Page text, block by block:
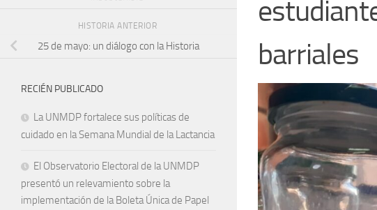
barriales
HISTORIA ANTERIOR
25 de mayo: un diálogo con la Historia
RECIÉN PUBLICADO
La UNMDP fortalece sus políticas de
cuidado en la Semana Mundial de la Lactancia
El Observatorio Electoral de la UNMDP
presentó un relevamiento sobre la
implementación de la Boleta Única de Papel